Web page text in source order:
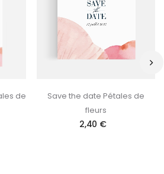
de
Save the date Pétales de
fleurs
2,40 €